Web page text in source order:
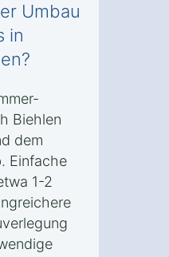
Umbau
in
Biehlen
dem
Einfache
1-2